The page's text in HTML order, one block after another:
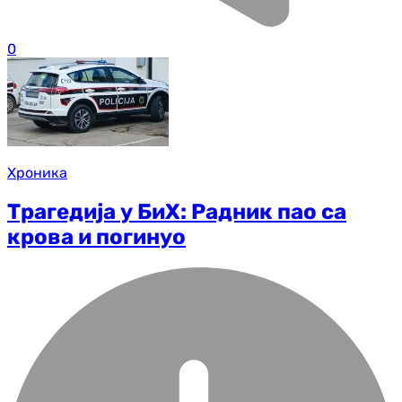
0
Хроника
Трагедија у БиХ: Радник пао са
крова и погинуо